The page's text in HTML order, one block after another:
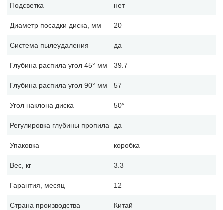
Подсветка нет
Диаметр посадки диска, мм 20
Система пылеудаления да
Глубина распила угол 45° мм 39.7
Глубина распила угол 90° мм 57
Угол наклона диска 50°
Регулировка глубины пропила да
Упаковка коробка
Вес, кг 3.3
Гарантия, месяц 12
Страна производства Китай